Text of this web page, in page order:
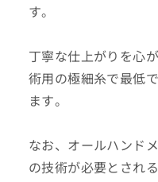
す。
丁寧な仕上がりを心
術用の極細糸で最低
ます。
なお、オールハンド
の技術が必要とされ